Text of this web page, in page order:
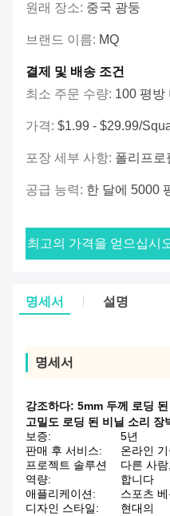
원래 장소: 중국 광둥
브랜드 이름: MQ
결제 및 배송 조건
최소 주문 수량: 100 평방
가격: $1.99 - $29.99/
포장 세부 사항: 폴리프로
공급 능력: 한 달에 5000
최고의 가격을 얻으십시
명세서 설명
명세서
강조하다: 5mm 두께 로딩
고밀도 로딩 된 비닐 소리 장
보증:
5년
판매 후 서비스:
온라인
프로젝트 솔루션
역량:
다른 사
합니다
애플리케이션:
스포츠 베
디자인 스타일:
현대의